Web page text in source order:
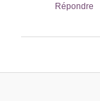
Répondre